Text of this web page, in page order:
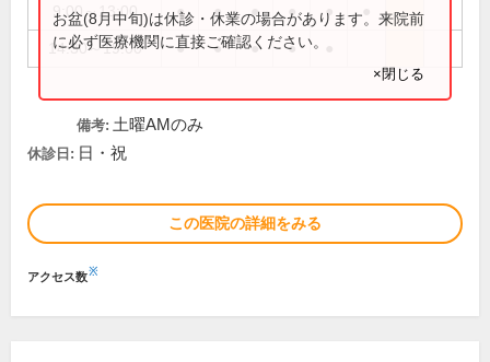
9:00～13:00 ● ● ● ● ●
14:30～19:00 ● ● ● ●
お盆(8月中旬)は休診・休業の場合があります。来院前
に必ず医療機関に直接ご確認ください。
×閉じる
備考: 土曜AMのみ
休診日: 日・祝
この医院の詳細をみる
アクセス数※